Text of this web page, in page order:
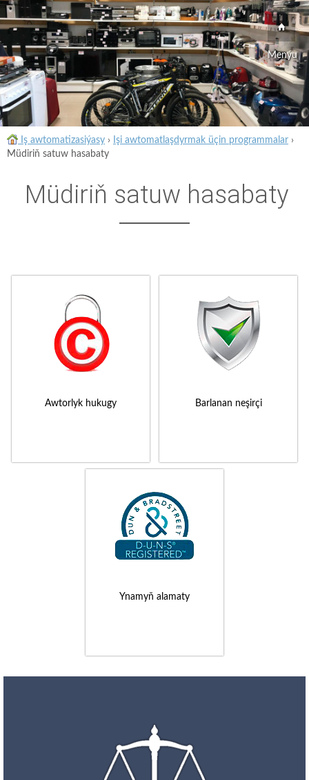
Menýu
Iş awtomatizasiýasy › Işi awtomatlaşdyrmak üçin programmalar ›
Müdiriň satuw hasabaty
Müdiriň satuw hasabaty
Awtorlyk hukugy Barlanan neşirçi
Ynamyň alamaty